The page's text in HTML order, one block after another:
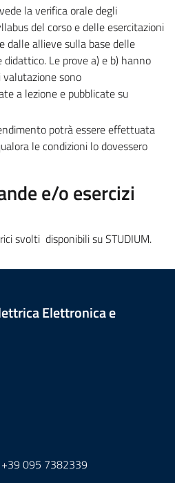
la verifica orale degli
del corso e delle esercitazioni
dalle allieve sulla base delle
Le prove a) e b) hanno
valutazione sono
a lezione e pubblicate su
potrà essere effettuata
le condizioni lo dovessero
e/o esercizi
svolti disponibilisuSTUDIUM.
Elettronica e
095 7382339